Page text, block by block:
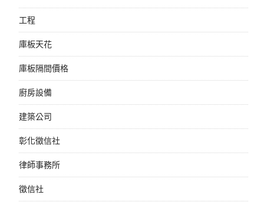
工程
庫板天花
庫板隔間價格
廚房設備
建築公司
彰化徵信社
律師事務所
徵信社